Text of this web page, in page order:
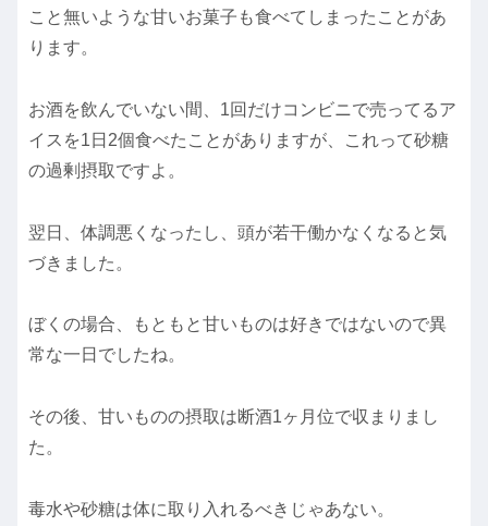
こと無いような甘いお菓子も食べてしまったことがあ
ります。
お酒を飲んでいない間、1回だけコンビニで売ってるア
イスを1日2個食べたことがありますが、これって砂糖
の過剰摂取ですよ。
翌日、体調悪くなったし、頭が若干働かなくなると気
づきました。
ぼくの場合、もともと甘いものは好きではないので異
常な一日でしたね。
その後、甘いものの摂取は断酒1ヶ月位で収まりまし
た。
毒水や砂糖は体に取り入れるべきじゃあない。